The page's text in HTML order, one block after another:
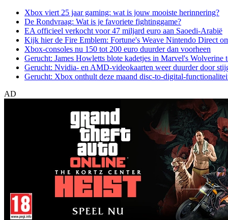
Xbox viert 25 jaar gaming: wat is jouw mooiste herinnering?
De Rondvraag: Wat is je favoriete fightinggame?
EA officieel verkocht voor 47 miljard euro aan Saoedi-Arabië
Kijk hier de Fire Emblem: Fortune's Weave Nintendo Direct
Xbox-consoles nu 150 tot 200 euro duurder dan voorheen
Gerucht: James Howletts blote kadetjes in Marvel's Wolverine
Gerucht: Nvidia- en AMD-videokaarten weer duurder door
Gerucht: Xbox onthult deze maand disc-to-digital-
AD